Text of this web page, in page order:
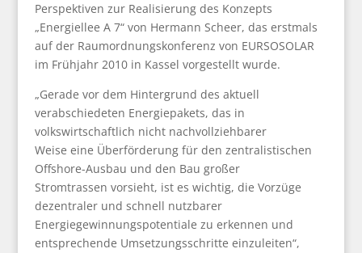
Perspektiven zur Realisierung des Konzepts
„Energiellee A 7“ von Hermann Scheer, das erstmals
auf der Raumordnungskonferenz von EURSOSOLAR
im Frühjahr 2010 in Kassel vorgestellt wurde.
„Gerade vor dem Hintergrund des aktuell
verabschiedeten Energiepakets, das in
volkswirtschaftlich nicht nachvollziehbarer
Weise eine Überförderung für den zentralistischen
Offshore-Ausbau und den Bau großer
Stromtrassen vorsieht, ist es wichtig, die Vorzüge
dezentraler und schnell nutzbarer
Energiegewinnungspotentiale zu erkennen und
entsprechende Umsetzungsschritte einzuleiten“,